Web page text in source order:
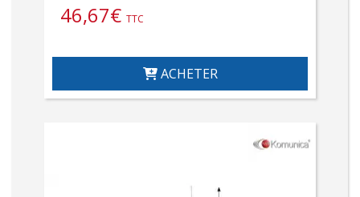
46,67€ TTC
ACHETER